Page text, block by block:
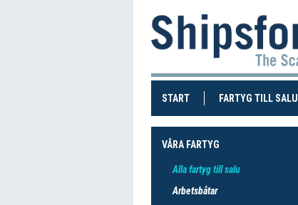
START(CURRENT)FARTYG TILL SALU
VÅRA FARTYG
Alla fartyg till salu
Arbetsbåtar